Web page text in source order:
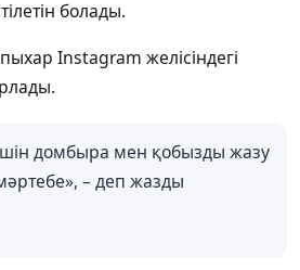
болады.
Instagram желісіндегі
домбыра мен қобызды жазу
– деп жазды